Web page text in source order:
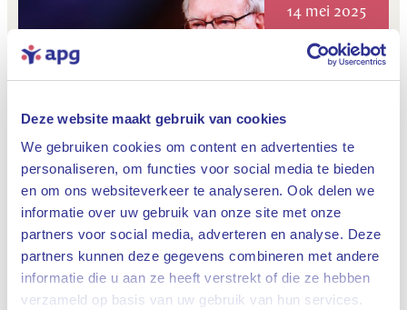
Deze website maakt gebruik van cookies
We gebruiken cookies om content en advertenties te
personaliseren, om functies voor social media te bieden
en om ons websiteverkeer te analyseren. Ook delen we
informatie over uw gebruik van onze site met onze
partners voor social media, adverteren en analyse. Deze
partners kunnen deze gegevens combineren met andere
informatie die u aan ze heeft verstrekt of die ze hebben
verzameld op basis van uw gebruik van hun services.
Sluiten
14 mei 2025
Wat kunnen beleggers leren van Warren
Financiële markten & economie, Beleggen
08 mei 2025